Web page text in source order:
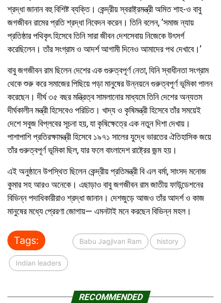
শ্রদ্ধা জানান বহু বিশিষ্ট ব্যক্তি। কেন্দ্রীয় স্বরাষ্ট্রমন্ত্রী অমিত শাহ-ও বাবু
জগজীবন রামের প্রতি শ্রদ্ধা নিবেদন করেন। তিনি বলেন, ‘সমাজ ন্যায়
প্রতিষ্ঠার পথিকৃৎ হিসেবে তিনি সারা জীবন দেশসেবায় নিজেকে উৎসর্গ
করেছিলেন। তাঁর সংগ্রাম ও আদর্শ আগামী দিনেও আমাদের পথ দেখাবে।’
বাবু জগজীবন রাম ছিলেন দেশের এক গুরুত্বপূর্ণ নেতা, যিনি স্বাধীনতা সংগ্রাম
থেকে শুরু করে সমাজের পিছিয়ে পড়া মানুষের উন্নয়নে গুরুত্বপূর্ণ ভূমিকা পালন
করেছেন। দীর্ঘ ৩৫ বছর মন্ত্রিত্ব সামলানোর মাধ্যমে তিনি দেশের অন্যতম
দীর্ঘকালীন মন্ত্রী হিসেবেও পরিচিত। খাদ্য ও কৃষিমন্ত্রী হিসেবে তাঁর সময়েই
দেশে সবুজ বিপ্লবের সূচনা হয়, যা কৃষিক্ষেত্রে এক নতুন দিশা দেখায়।
পাশাপাশি প্রতিরক্ষামন্ত্রী হিসেবে ১৯৭১ সালের যুদ্ধে ভারতের ঐতিহাসিক জয়ে
তাঁর গুরুত্বপূর্ণ ভূমিকা ছিল, যার ফলে বাংলাদেশ রাষ্ট্রের জন্ম হয়।
এই অনুষ্ঠানে উপস্থিত ছিলেন কেন্দ্রীয় প্রতিমন্ত্রী বি এল বর্মা, সাংসদ মনোজ
কুমার সহ আরও অনেকে। এছাড়াও বাবু জগজীবন রাম জাতীয় ফাউন্ডেশনের
বিভিন্ন পদাধিকারীরাও শ্রদ্ধা জানান। দেশজুড়ে আজও তাঁর আদর্শ ও কাজ
মানুষের মধ্যে প্রেরণা জোগায়— এমনটাই মনে করছেন বিভিন্ন মহল।
Tags: Babu Jagjivan Ram history
Indian leaders
RECOMMENDED